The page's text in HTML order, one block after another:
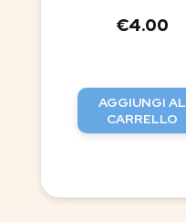
€4.00
AGGIUNGI AL
CARRELLO